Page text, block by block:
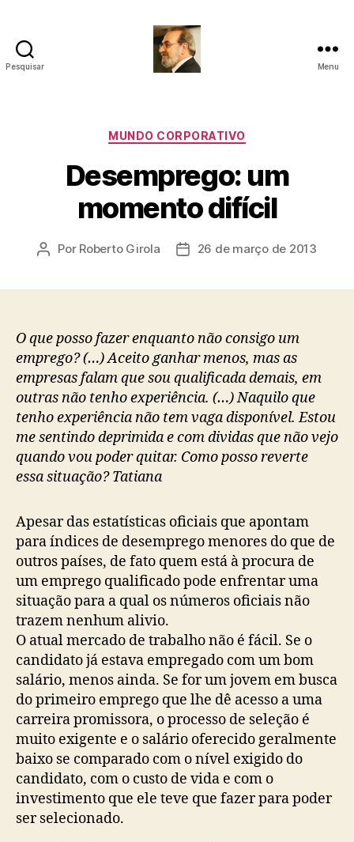
Pesquisar
Psicanalista
e
Terapeuta
Familiar
Menu
Categorias
MUNDO CORPORATIVO
Desemprego: um
momento difícil
Autor
Por Roberto Girola
Data26 de março de 2013
O que posso fazer enquanto não consigo um
emprego? (…) Aceito ganhar menos, mas as
empresas falam que sou qualificada demais, em
outras não tenho experiência. (…) Naquilo que
tenho experiência não tem vaga disponível. Estou
me sentindo deprimida e com dividas que não vejo
quando vou poder quitar. Como posso reverte
essa situação? Tatiana
Apesar das estatísticas oficiais que apontam
para índices de desemprego menores do que de
outros países, de fato quem está à procura de
um emprego qualificado pode enfrentar uma
situação para a qual os números oficiais não
trazem nenhum alivio.
O atual mercado de trabalho não é fácil. Se o
candidato já estava empregado com um bom
salário, menos ainda. Se for um jovem em busca
do primeiro emprego que lhe dê acesso a uma
carreira promissora, o processo de seleção é
muito exigente e o salário oferecido geralmente
baixo se comparado com o nível exigido do
candidato, com o custo de vida e com o
investimento que ele teve que fazer para poder
ser selecionado.